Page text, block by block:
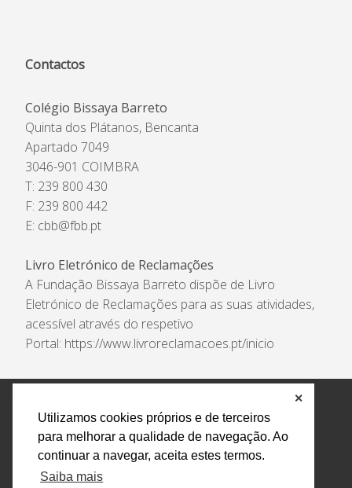
Utilizamos cookies próprios e de terceiros
para melhorar a qualidade de navegação. Ao
continuar a navegar, aceita estes termos.
Saiba mais
✕
Contactos
Colégio Bissaya Barreto
Quinta dos Plátanos, Bencanta
Apartado 7049
3046-901 COIMBRA
T: 239 800 430
F: 239 800 442
E: cbb@fbb.pt
Livro Eletrónico de Reclamações
A Fundação Bissaya Barreto dispõe de Livro
Eletrónico de Reclamações para as suas atividades,
acessível através do respetivo
Portal: https://www.livroreclamacoes.pt/inicio
Política de Privacidade e Tratamento de Dados
Encarregado de Proteção de Dados
Livro Eletrónico
de Reclamações
Canal de Denúncias
Todos os direitos reservados Design by AM. Developed by